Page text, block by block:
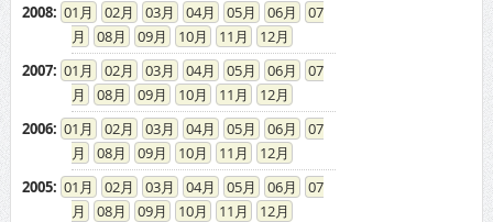
2008: 01 02 03 04 05 06
07
08
09 10 11
12
2007: 01 02 03 04 05 06
07
08
09 10 11
12
2006: 01 02 03 04 05 06
07
08
09 10 11
12
2005: 01 02 03 04 05 06
07
08
09 10 11
12